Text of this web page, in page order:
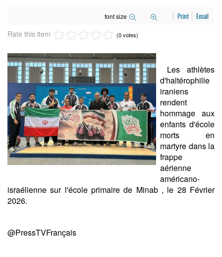
font size Print Email
Rate this item (0 votes)
Les athlètes
d'haltérophilie
iraniens
rendent
hommage aux
enfants d'école
morts en
martyre dans la
frappe
aérienne
américano-
israélienne sur l'école primaire de Minab , le 28 Février
2026.
@PressTVFrançais